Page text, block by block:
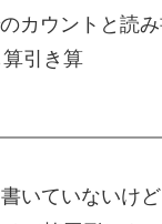
カウントと読み
引き算
いていないけ